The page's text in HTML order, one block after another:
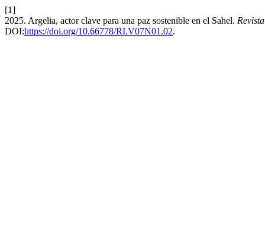
[1]
2025. Argelia, actor clave para una paz sostenible en el Sahel.
DOI:https://doi.org/10.66778/RI.V07N01.02.